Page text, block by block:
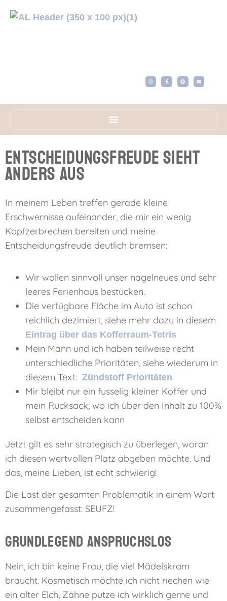
Entscheidungsfreude sieht
anders aus
In meinem Leben treffen gerade kleine
Erschwernisse aufeinander, die mir ein wenig
Kopfzerbrechen bereiten und meine
Entscheidungsfreude deutlich bremsen:
Wir wollen sinnvoll unser nagelneues und sehr
leeres Ferienhaus bestücken.
Die verfügbare Fläche im Auto ist schon
reichlich dezimiert, siehe mehr dazu in diesem
Eintrag über das Kofferraum-Tetris
Mein Mann und ich haben teilweise recht
unterschiedliche Prioritäten, siehe wiederum in
diesem Text: Zündstoff Prioritäten
Mir bleibt nur ein fusselig kleiner Koffer und
mein Rucksack, wo ich über den Inhalt zu 100%
selbst entscheiden kann
Jetzt gilt es sehr strategisch zu überlegen, woran
ich diesen wertvollen Platz abgeben möchte. Und
das, meine Lieben, ist echt schwierig!
Die Last der gesamten Problematik in einem Wort
zusammengefasst: SEUFZ!
Grundlegend anspruchslos
Nein, ich bin keine Frau, die viel Mädelskram
braucht. Kosmetisch möchte ich nicht riechen wie
ein alter Elch, Zähne putze ich wirklich gerne und